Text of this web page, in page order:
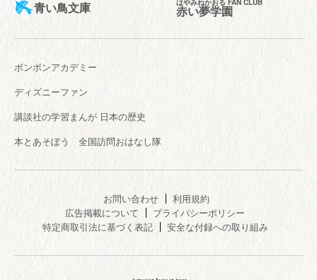
青い鳥文庫
はやみねかおる FAN CLUB
赤い夢学園
ボンボンアカデミー
ディズニーファン
講談社の学習まんが 日本の歴史
本とあそぼう 全国訪問おはなし隊
お問い合わせ
利用規約
広告掲載について
プライバシーポリシー
特定商取引法に基づく表記
安全な付録への取り組み